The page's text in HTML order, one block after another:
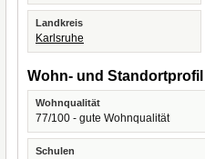
Landkreis
Karlsruhe
Wohn- und Standortprofil
Wohnqualität
77/100 - gute Wohnqualität
Schulen